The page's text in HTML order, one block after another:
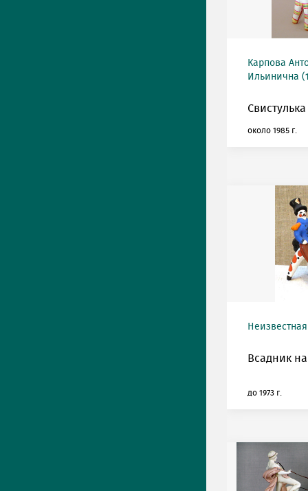
Карпова
Ильинична
около 1985 г.
Всадник
до 1973 г.